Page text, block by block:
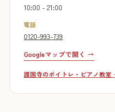
10:00 - 21:00
電話
0120-993-739
Googleマップで開く →
護国寺のボイトレ・ピアノ教